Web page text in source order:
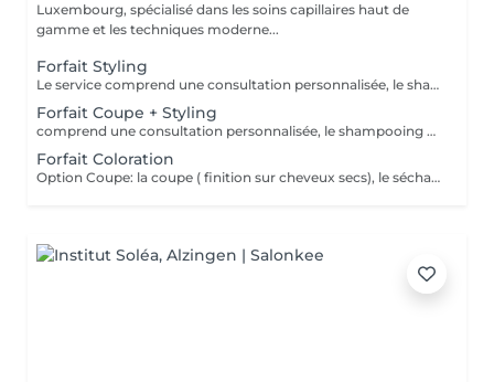
Luxembourg, spécialisé dans les soins capillaires haut de
gamme et les techniques moderne...
Forfait Styling
Le service comprend une consultation personnalisée, le shampooing et le conditionneur spécifiques , le séchage et les produits de styling * Tarifs à titre indicatifs à confirmer après la consultation personnalisée établit auprès de votre coiffeur/stylist/spécialiste * La direction se réserve le droit d’apporter des modifications pour le bon fonctionnement du salon
Forfait Coupe + Styling
comprend une consultation personnalisée, le shampooing et le conditionneur spécifiquesla coupe finitions sur cheveux secs) , le séchage et les produits de styling * Tarifs à titre indicatifs à confirmer après la consultation personnalisée établit auprès de votre coiffeur/stylist/spécialiste * La direction se réserve le droit d’apporter des modifications pour le bon fonctionnement du salon
Forfait Coloration
Option Coupe: la coupe ( finition sur cheveux secs), le séchage et les produits de styling * Tarifs à titre indicatifs à confirmer après la consultation personnalisée établit auprès de votre coiffeur/stylist/spécialiste * La direction se réserve le droit d’apporter des modifications pour le bon fonctionnement du salon